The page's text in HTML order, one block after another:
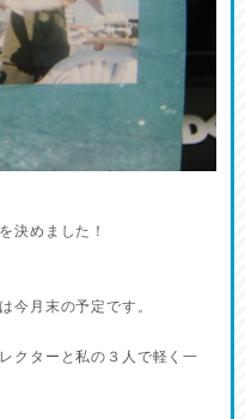
決めました！
今月末の予定です。
クターと私の３人で軽く一